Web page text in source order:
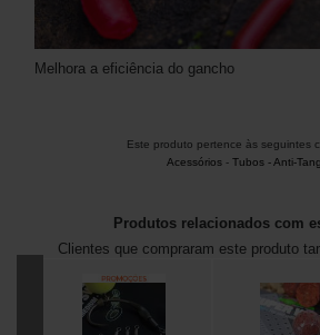
Melhora a eficiência do gancho
Este produto pertence às seguintes
Acessórios - Tubos - Anti-
Produtos relacionados com
Clientes que compraram este produto